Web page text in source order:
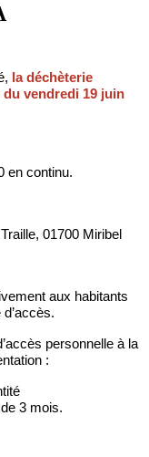
la déchèterie
du vendredi 19 juin
en continu.
01700 Miribel
aux habitants
personnelle à la
:
3 mois.